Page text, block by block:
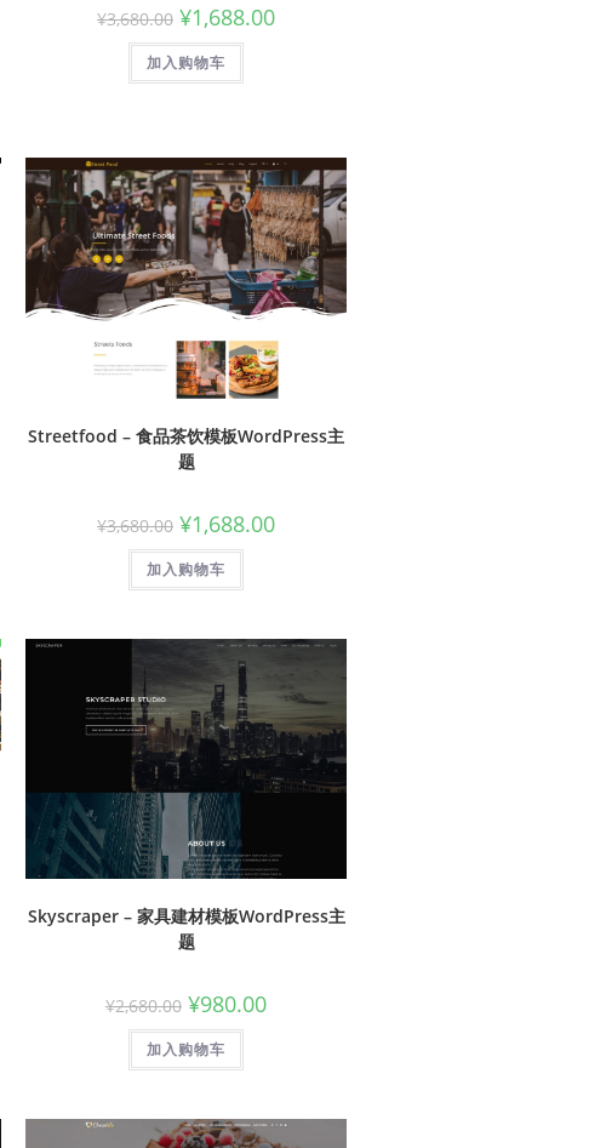
¥3,680.00 ¥1,688.00
加入购物车
Streetfood – 食品茶饮模板WordPress主
题
¥3,680.00 ¥1,688.00
加入购物车
Skyscraper – 家具建材模板WordPress主
题
¥2,680.00 ¥980.00
加入购物车